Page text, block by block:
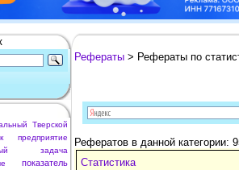
Тверской
предприятие
задача
показатель
Рефераты > Рефераты по
Рефератов в данной категории:
Cтатистика